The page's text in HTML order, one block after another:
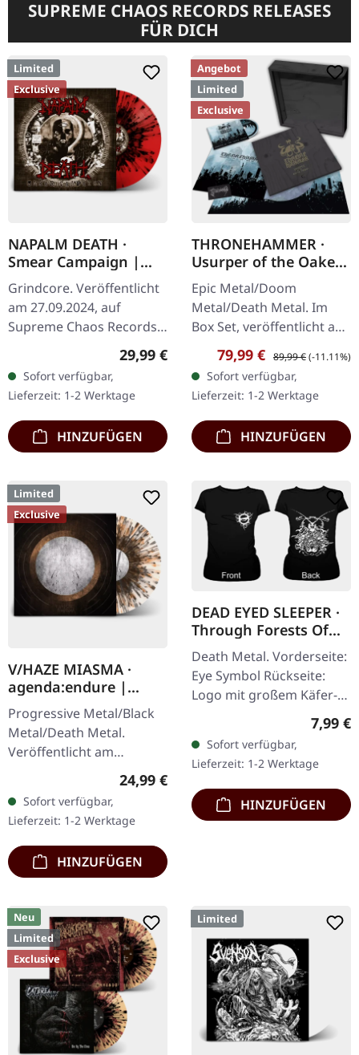
SUPREME CHAOS RECORDS RELEASES
FÜR DICH
Limited
Exclusive
NAPALM DEATH ·
Smear Campaign |
TRANSPARENT
RED/BLACK SPLATTER
LP
Grindcore. Veröffentlicht
am 27.09.2024, auf
Supreme Chaos Records.
Exklusives Splatter-Vinyl
mit Insert und schwerem
Cover, limitiert auf 100…
Regulärer Preis:
29,99 €
Sofort verfügbar,
Lieferzeit: 1-2 Werktage
HINZUFÜGEN
Angebot
Limited
Exclusive
THRONEHAMMER ·
Usurper of the Oaken
Throne | WOODEN LP
BOX SET
Epic Metal/Doom
Metal/Death Metal. Im
Box Set, veröffentlicht am
08.03.2024, auf Supreme
Chaos Records. Ultra
schwere, handgearbeitete
Holzbox mit…
Verkaufspreis:
79,99 € Regulärer Preis:
89,99 €(-11.11%)
Sofort verfügbar,
Lieferzeit: 1-2 Werktage
HINZUFÜGEN
Limited
Exclusive
V/HAZE MIASMA ·
agenda:endure |
SPLATTER LP
Progressive Metal/Black
Metal/Death Metal.
Veröffentlicht am
08.12.2023, auf Supreme
Chaos Records. SCR
Exklusives Ultra
Clear/Silber/Gold/Schwar
z…
Regulärer Preis:
24,99 €
Sofort verfügbar,
Lieferzeit: 1-2 Werktage
HINZUFÜGEN
DEAD EYED SLEEPER ·
Through Forests Of
Nonentities Bug |
GIRLIE L
Death Metal. Vorderseite:
Eye Symbol Rückseite:
Logo mit großem Käfer-
Artwork 100% Baumwolle
7,99 €
Sofort verfügbar,
Lieferzeit: 1-2 Werktage
HINZUFÜGEN
Neu
Limited
Exclusive
Limited